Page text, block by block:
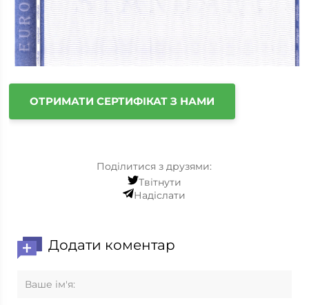
ОТРИМАТИ СЕРТИФІКАТ З НАМИ
Поділитися з друзями:
Твітнути
Надіслати
Додати коментар